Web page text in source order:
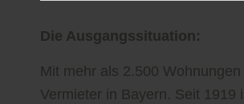
Die Ausgangssituation:
Mit mehr als 2.500
Vermieter in Bayern. Seit